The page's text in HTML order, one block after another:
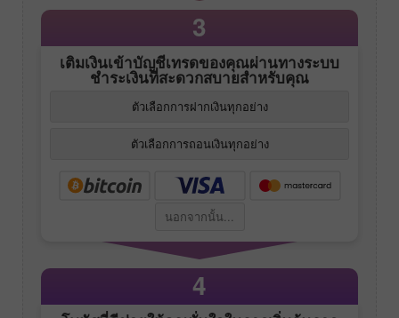
3
เติมเงินเข้าบัญชีเทรดของคุณผ่านทางระบบ
ชำระเงินที่สะดวกสบายสำหรับคุณ
ตัวเลือกการฝากเงินทุกอย่าง
ตัวเลือกการถอนเงินทุกอย่าง
นอกจากนั้น...
4